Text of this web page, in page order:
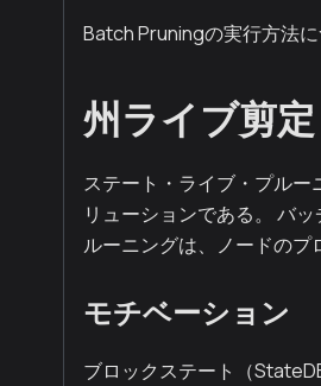
Batch Pruningの実行方法に
州ライブ剪定
ステート・ライブ・プル
リューションである。 バ
ルーニングは、ノードのプ
モチベーション
ブロックステート（